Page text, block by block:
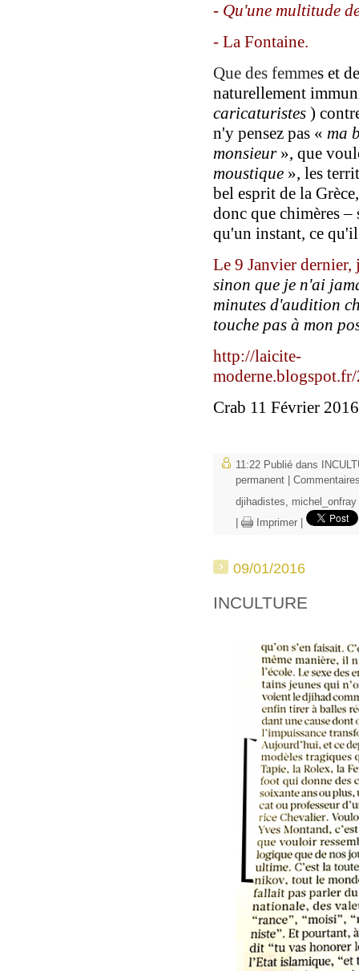
- Qu'une multitude
- La Fontaine.
Que des femmes et
naturellement
caricaturistes )
n'y pensez pas « ma
monsieur», que
moustique », les
bel esprit de la
donc que chimères
qu'un instant, ce qu'
Le 9 Janvier dernier,
sinon que je n'ai
minutes d'audition
touche pas à mon
http://laicite-
Crab 11 Février 2016
11:22 Publié dans
permanent
djihadistes, michel_onfray
Imprimer
09/01/2016
INCULTURE